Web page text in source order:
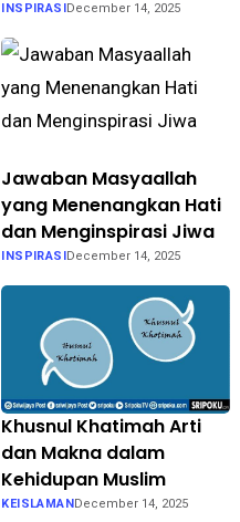
INSPIRASIDecember 14, 2025
Jawaban Masyaallah
yang Menenangkan Hati
dan Menginspirasi Jiwa
INSPIRASI December 14, 2025
Khusnul Khatimah Arti
dan Makna dalam
Kehidupan Muslim
KEISLAMAN December 14, 2025